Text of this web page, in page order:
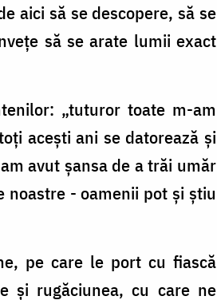
aici să se descopere, să se
să se arate lumii exact
„tuturor toate m-am
acești ani se datorează și
avut şansa de a trăi umăr
- oamenii pot şi ştiu
pe care le port cu fiască
și rugăciunea, cu care ne